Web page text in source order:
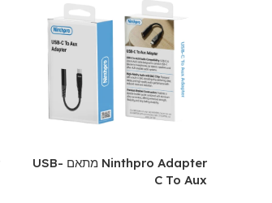
Ninthpro Adapter מתאם USB-
C To Aux